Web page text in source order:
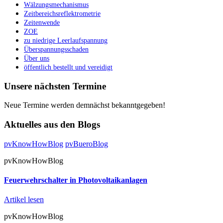
Wälzungsmechanismus
Zeitbereichsreflektrometrie
Zeitenwende
ZOE
zu niedrige Leerlaufspannung
Überspannungsschaden
Über uns
öffentlich bestellt und vereidigt
Unsere nächsten Termine
Neue Termine werden demnächst bekanntgegeben!
Aktuelles aus den Blogs
pvKnowHowBlog pvBueroBlog
pvKnowHowBlog
Feuerwehrschalter in Photovoltaikanlagen
Artikel lesen
pvKnowHowBlog